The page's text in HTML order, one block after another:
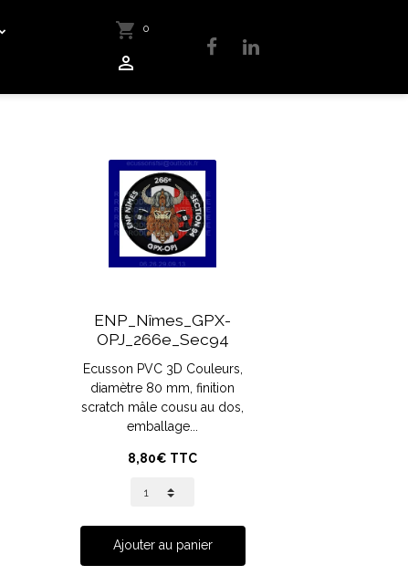
0
ENP_Nîmes_GPX-
OPJ_266e_Sec94
Ecusson PVC 3D Couleurs,
diamètre 80 mm, finition
scratch mâle cousu au dos,
emballage...
8,80€ TTC
Ajouter au panier